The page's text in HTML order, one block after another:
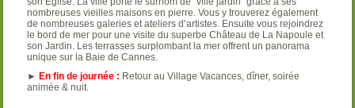
nombreuses vieilles maisons en pierre. Vous y trouverez également
de nombreuses galeries et ateliers d’artistes. Ensuite vous rejoindrez
le bord de mer pour une visite du superbe Château de La Napoule et
son Jardin. Les terrasses surplombant la mer offrent un panorama
unique sur la Baie de Cannes.
► En fin de journée : Retour au Village Vacances, dîner, soirée
animée & nuit.